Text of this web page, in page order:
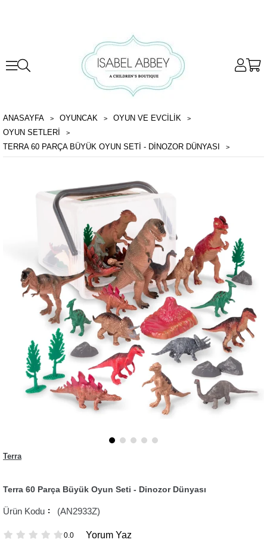
ANASAYFA OYUNCAK
OYUN VE EVCILIK
OYUN SETLERI
TERRA 60 PARÇA BÜYÜK OYUN SETI - DINOZOR DÜNYASI
Terra
Terra 60 Parça Büyük Oyun Seti - Dinozor Dünyası
(AN2933Z)
0.0 Yorum Yaz